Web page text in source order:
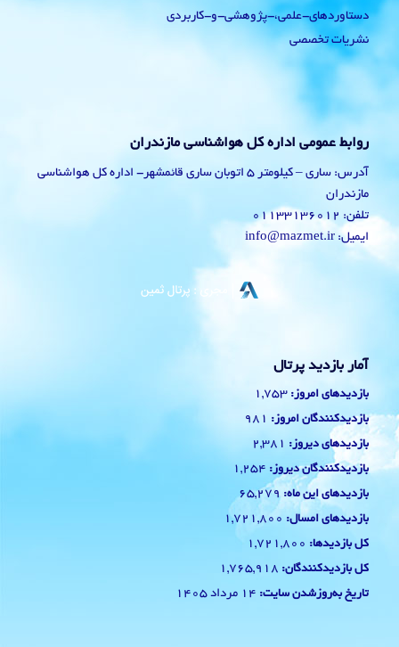
دستاوردهای-علمی،-پژوهشی-و-کاربردی
نشریات تخصصی
روابط عمومی اداره کل هواشناسی مازندران
آدرس: ساری – کیلومتر 5 اتوبان ساری قائمشهر- اداره کل هواشناسی
مازندران
تلفن: 01133136012
ایمیل: info@mazmet.ir
آمار بازدید پرتال
بازدیدهای امروز: 1,753
بازدیدکنندگان امروز: 981
بازدیدهای دیروز: 2,381
بازدیدکنندگان دیروز: 1,254
بازدیدهای این ماه: 65,279
بازدیدهای امسال: 1,721,800
کل بازدیدها: 1,721,800
کل بازدیدکنند‌گان: 1,765,918
تاریخ به‌روزشدن سایت: 14 مرداد 1405